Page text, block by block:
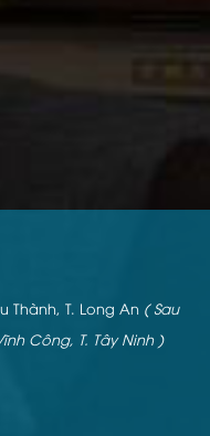
Thành, T. Long An ( Sau
Công, T. Tây Ninh )